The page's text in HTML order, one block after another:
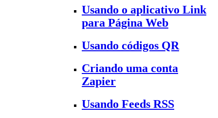
Usando o aplicativo Link
para Página Web
Usando códigos QR
Criando uma conta
Zapier
Usando Feeds RSS